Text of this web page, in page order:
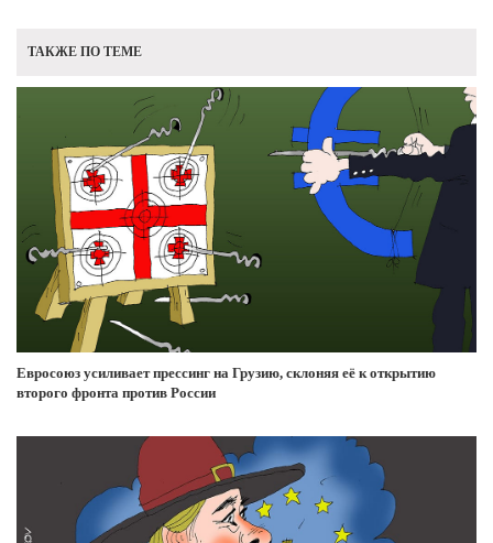
ТАКЖЕ ПО ТЕМЕ
Евросоюз усиливает прессинг на Грузию, склоняя её к открытию
второго фронта против России